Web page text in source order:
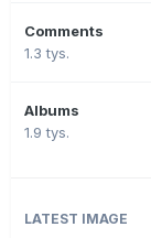
Comments
1.3 tys.
Albums
1.9 tys.
LATEST IMAGE